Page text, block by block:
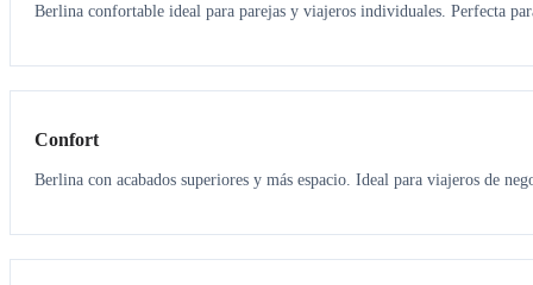
Berlina confortable ideal para parejas y viajeros individuales. Perfecta
3 3
Confort
Berlina con acabados superiores y más espacio. Ideal para viajeros de
6 5